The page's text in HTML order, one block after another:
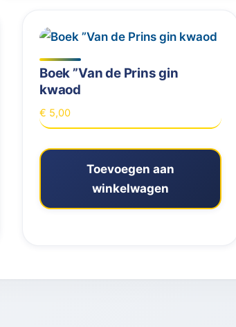
Boek ”Van de Prins gin
kwaod
€ 5,00
Toevoegen aan
winkelwagen